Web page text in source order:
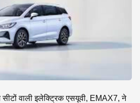
सीटों वाली इलेक्ट्रिक एसयूवी, EMAX7, ने